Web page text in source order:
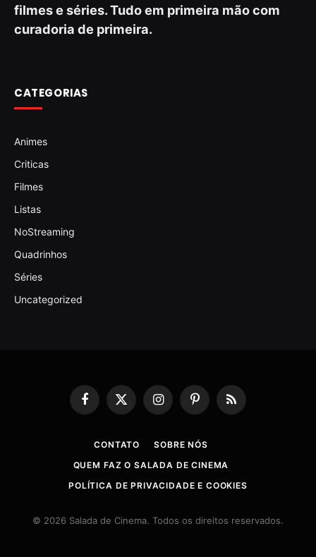
filmes e séries. Tudo em primeira mão com
curadoria de primeira.
CATEGORIAS
Animes
Criticas
Filmes
Listas
NoStreaming
Quadrinhos
Séries
Uncategorized
Facebook
X
InstagramPinterestRSS
CONTATO
SOBRE NÓS
QUEM FAZ O SALADA DE CINEMA
POLÍTICA DE PRIVACIDADE E COOKIES
© 2026 Salada de Cinema. Todos os direitos reservados.